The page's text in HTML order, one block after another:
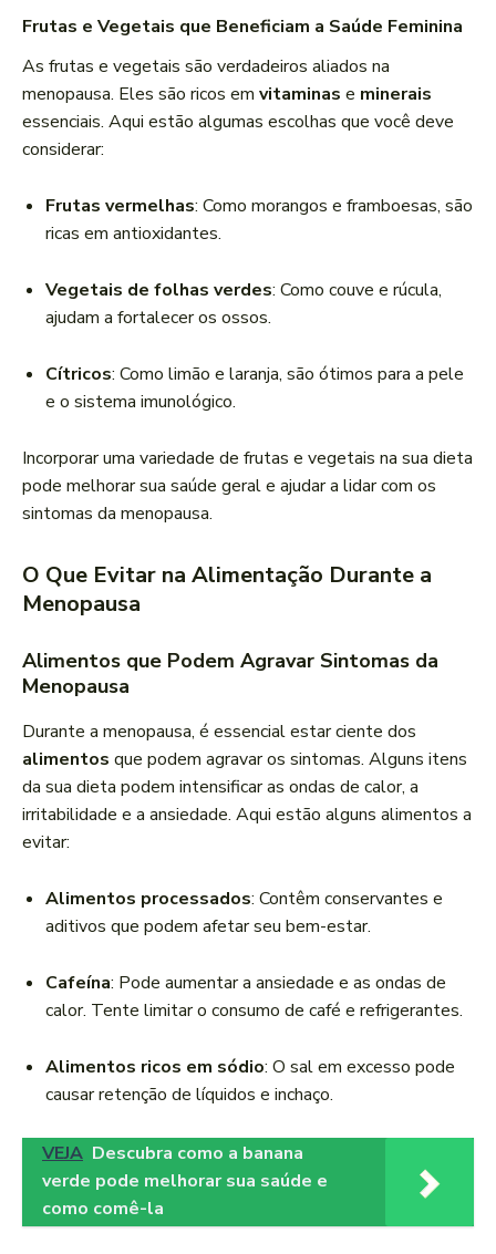
Frutas e Vegetais que Beneficiam a Saúde Feminina
As frutas e vegetais são verdadeiros aliados na
menopausa. Eles são ricos em vitaminas e minerais
essenciais. Aqui estão algumas escolhas que você deve
considerar:
Frutas vermelhas: Como morangos e framboesas, são
ricas em antioxidantes.
Vegetais de folhas verdes: Como couve e rúcula,
ajudam a fortalecer os ossos.
Cítricos: Como limão e laranja, são ótimos para a pele
e o sistema imunológico.
Incorporar uma variedade de frutas e vegetais na sua dieta
pode melhorar sua saúde geral e ajudar a lidar com os
sintomas da menopausa.
O Que Evitar na Alimentação Durante a
Menopausa
Alimentos que Podem Agravar Sintomas da
Menopausa
Durante a menopausa, é essencial estar ciente dos
alimentos que podem agravar os sintomas. Alguns itens
da sua dieta podem intensificar as ondas de calor, a
irritabilidade e a ansiedade. Aqui estão alguns alimentos a
evitar:
Alimentos processados: Contêm conservantes e
aditivos que podem afetar seu bem-estar.
Cafeína: Pode aumentar a ansiedade e as ondas de
calor. Tente limitar o consumo de café e refrigerantes.
Alimentos ricos em sódio: O sal em excesso pode
causar retenção de líquidos e inchaço.
VEJA Descubra como a banana
verde pode melhorar sua saúde e
como comê-la